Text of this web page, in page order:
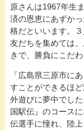
原さんは1967年生
済の恩恵にあずか
格だといいます。
友だちを集めては
きで、勝負にこだ
「広島県三原市に
すことができるほ
外遊びに夢中でし
国駅伝』のコース
伝選手に憧れ、陸